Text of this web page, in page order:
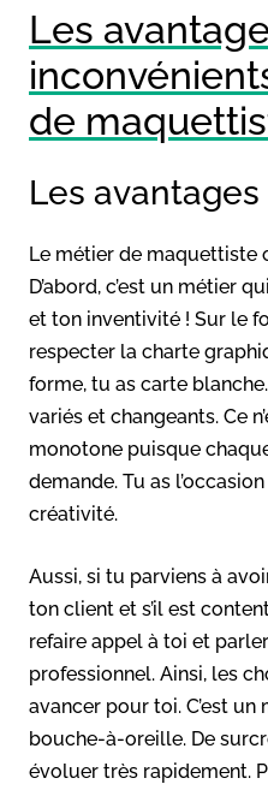
Les
de
Les avantages
Le métier de maquettiste
D’abord, c’est un métier
et ton inventivité ! Sur le
respecter la charte
forme, tu as carte
variés et changeants. Ce
monotone puisque
demande. Tu as
créativité.
Aussi, si tu parviens à
ton client et s’il est
refaire appel à toi et
professionnel. Ainsi, les
avancer pour toi. C’est
bouche-à-oreille. De
évoluer très rapidement.